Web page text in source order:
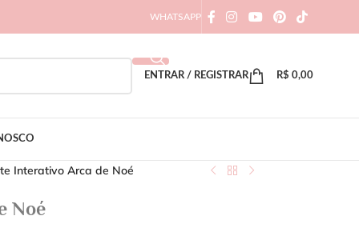
WHATSAPP
ENTRAR / REGISTRAR R$ 0,00
Interativo Arca de Noé
Noé